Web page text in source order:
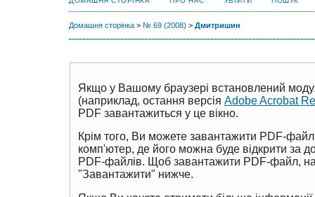
Домашня сторінка > № 69 (2008) > Дмитришин
Якщо у Вашому браузері встановлений
(наприклад, остання версія Adobe Acrobat
PDF завантажиться у це вікно.
Крім того, Ви можете завантажити PDF-
комп'ютер, де його можна буде відкрити за
PDF-файлів. Щоб завантажити PDF-файл,
"Завантажити" нижче.